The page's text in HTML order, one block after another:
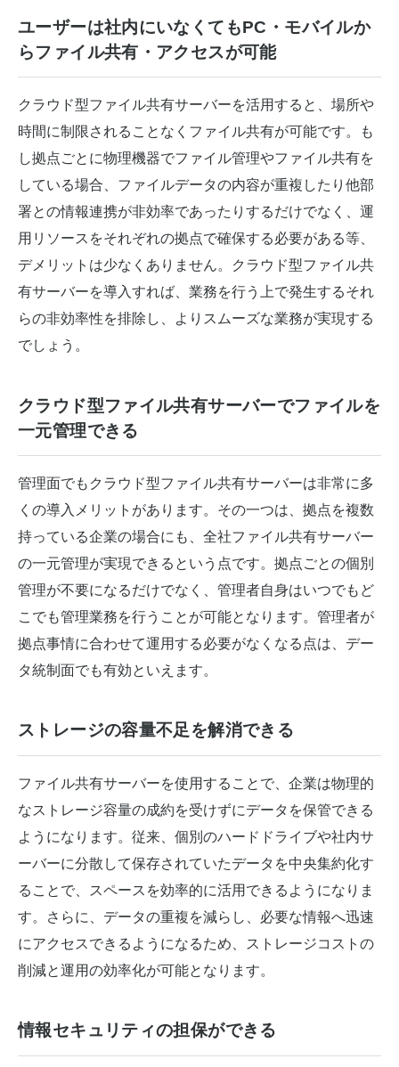
ユーザーは社内にいなくてもPC・モバイルか
らファイル共有・アクセスが可能
クラウド型ファイル共有サーバーを活用すると、場所や
時間に制限されることなくファイル共有が可能です。も
し拠点ごとに物理機器でファイル管理やファイル共有を
している場合、ファイルデータの内容が重複したり他部
署との情報連携が非効率であったりするだけでなく、運
用リソースをそれぞれの拠点で確保する必要がある等、
デメリットは少なくありません。クラウド型ファイル共
有サーバーを導入すれば、業務を行う上で発生するそれ
らの非効率性を排除し、よりスムーズな業務が実現する
でしょう。
クラウド型ファイル共有サーバーでファイルを
一元管理できる
管理面でもクラウド型ファイル共有サーバーは非常に多
くの導入メリットがあります。その一つは、拠点を複数
持っている企業の場合にも、全社ファイル共有サーバー
の一元管理が実現できるという点です。拠点ごとの個別
管理が不要になるだけでなく、管理者自身はいつでもど
こでも管理業務を行うことが可能となります。管理者が
拠点事情に合わせて運用する必要がなくなる点は、デー
タ統制面でも有効といえます。
ストレージの容量不足を解消できる
ファイル共有サーバーを使用することで、企業は物理的
なストレージ容量の成約を受けずにデータを保管できる
ようになります。従来、個別のハードドライブや社内サ
ーバーに分散して保存されていたデータを中央集約化す
ることで、スペースを効率的に活用できるようになりま
す。さらに、データの重複を減らし、必要な情報へ迅速
にアクセスできるようになるため、ストレージコストの
削減と運用の効率化が可能となります。
情報セキュリティの担保ができる